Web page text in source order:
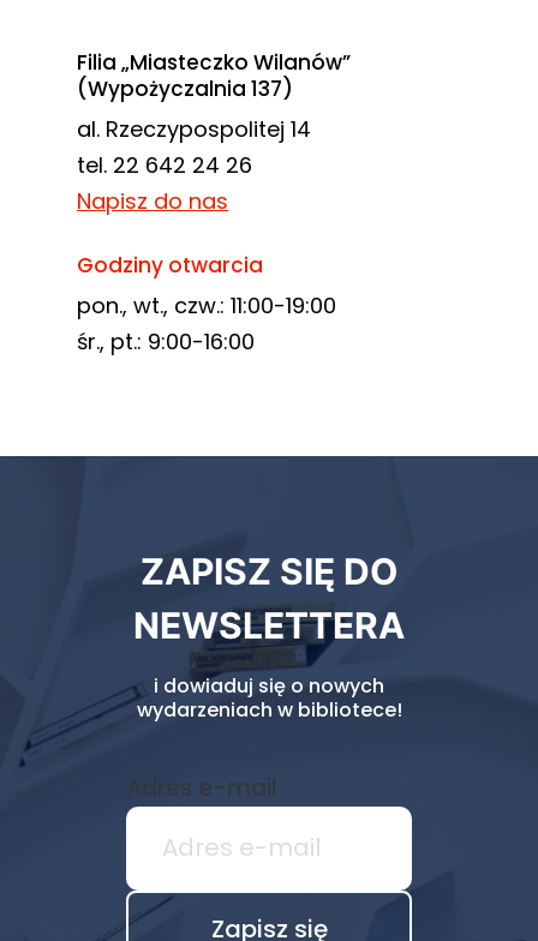
Filia „Miasteczko Wilanów”
(Wypożyczalnia 137)
al. Rzeczypospolitej 14
tel. 22 642 24 26
Napisz do nas
Godziny otwarcia
pon., wt., czw.: 11:00-19:00
śr., pt.: 9:00-16:00
biblioteki
ZAPISZ SIĘ DO
NEWSLETTERA
i dowiaduj się o nowych
wydarzeniach w bibliotece!
Adres e-mail